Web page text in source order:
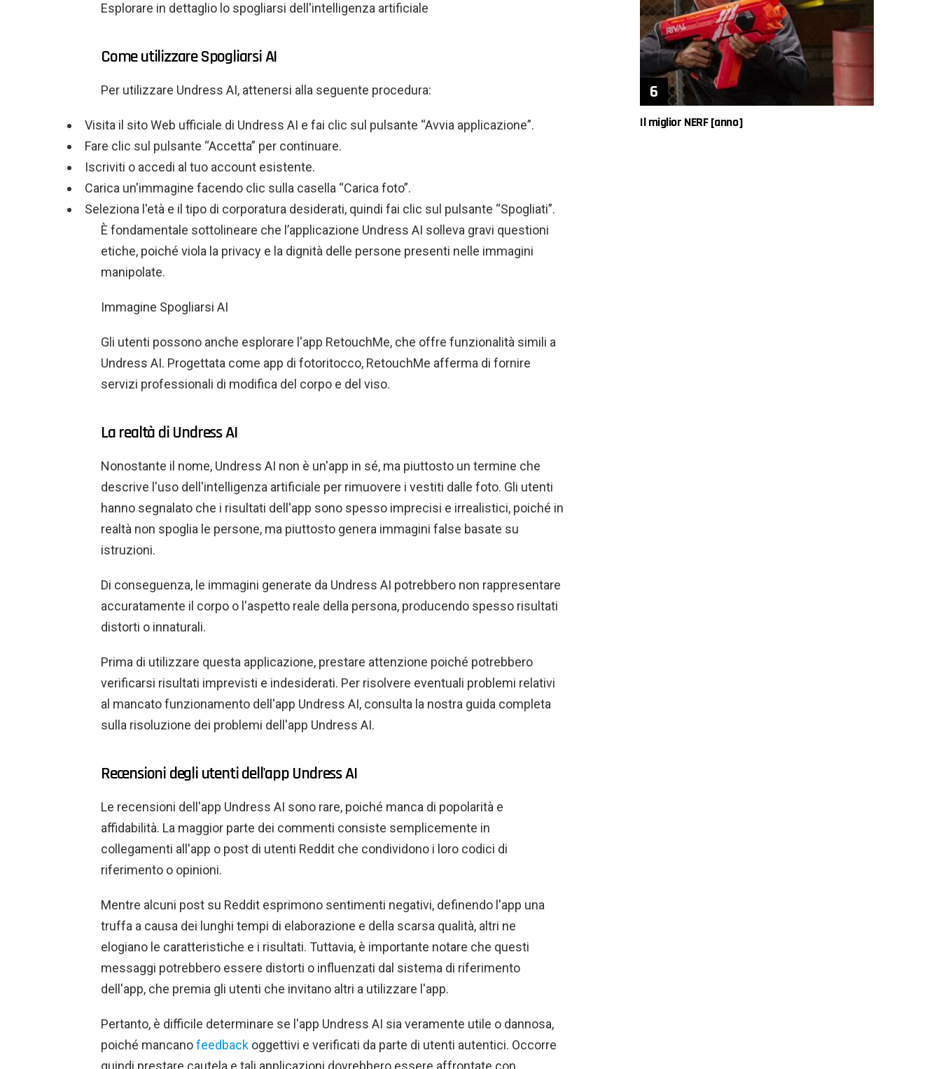
Esplorare in dettaglio lo spogliarsi dell'intelligenza artificiale
Come utilizzare Spogliarsi AI
Per utilizzare Undress AI, attenersi alla seguente procedura:
Visita il sito Web ufficiale di Undress AI e fai clic sul pulsante “Avvia applicazione”.
Fare clic sul pulsante “Accetta” per continuare.
Iscriviti o accedi al tuo account esistente.
Carica un'immagine facendo clic sulla casella “Carica foto”.
Seleziona l'età e il tipo di corporatura desiderati, quindi fai clic sul pulsante “Spogliati”.
È fondamentale sottolineare che l’applicazione Undress AI solleva gravi questioni
etiche, poiché viola la privacy e la dignità delle persone presenti nelle immagini
manipolate.
Immagine Spogliarsi AI
Gli utenti possono anche esplorare l'app RetouchMe, che offre funzionalità simili a
Undress AI. Progettata come app di fotoritocco, RetouchMe afferma di fornire
servizi professionali di modifica del corpo e del viso.
La realtà di Undress AI
Nonostante il nome, Undress AI non è un'app in sé, ma piuttosto un termine che
descrive l'uso dell'intelligenza artificiale per rimuovere i vestiti dalle foto. Gli utenti
hanno segnalato che i risultati dell'app sono spesso imprecisi e irrealistici, poiché in
realtà non spoglia le persone, ma piuttosto genera immagini false basate su
istruzioni.
Di conseguenza, le immagini generate da Undress AI potrebbero non rappresentare
accuratamente il corpo o l'aspetto reale della persona, producendo spesso risultati
distorti o innaturali.
Prima di utilizzare questa applicazione, prestare attenzione poiché potrebbero
verificarsi risultati imprevisti e indesiderati. Per risolvere eventuali problemi relativi
al mancato funzionamento dell'app Undress AI, consulta la nostra guida completa
sulla risoluzione dei problemi dell'app Undress AI.
Recensioni degli utenti dell'app Undress AI
Le recensioni dell'app Undress AI sono rare, poiché manca di popolarità e
affidabilità. La maggior parte dei commenti consiste semplicemente in
collegamenti all'app o post di utenti Reddit che condividono i loro codici di
riferimento o opinioni.
Mentre alcuni post su Reddit esprimono sentimenti negativi, definendo l'app una
truffa a causa dei lunghi tempi di elaborazione e della scarsa qualità, altri ne
elogiano le caratteristiche e i risultati. Tuttavia, è importante notare che questi
messaggi potrebbero essere distorti o influenzati dal sistema di riferimento
dell'app, che premia gli utenti che invitano altri a utilizzare l'app.
Pertanto, è difficile determinare se l'app Undress AI sia veramente utile o dannosa,
poiché mancanofeedback oggettivi e verificati da parte di utenti autentici. Occorre
quindi prestare cautela e tali applicazioni dovrebbero essere affrontate con
Il miglior NERF [anno]